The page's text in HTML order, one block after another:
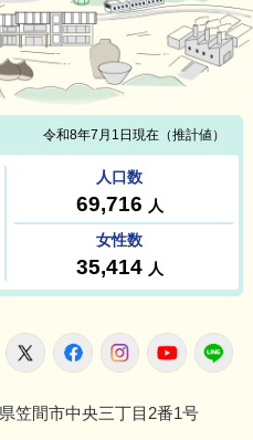
笠間市役所
X FacebookInstagram
笠間市中央三丁目2番1号